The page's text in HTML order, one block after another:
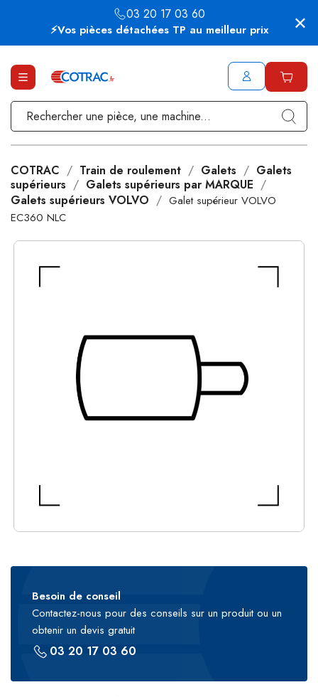
⚡Vos pièces détachées TP au meilleur prix
03 20 17 03 60
COTRAC Train de roulement Galets
Galets
supérieurs
Galets supérieurs par MARQUE
Galets supérieurs VOLVO
Galet supérieur VOLVO
EC360 NLC
Besoin de conseil
Contactez-nous pour des conseils sur un produit ou un
obtenir un devis gratuit
03 20 17 03 60